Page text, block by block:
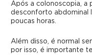
Após a colonoscopia, a
desconforto abdominal
poucas horas.
Além disso, é normal
por isso, é importante